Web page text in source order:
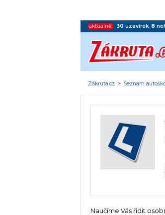
aktuálně: 30 uzavírek, 8
Zákruta.cz > Seznam
Naučíme Vás řídit